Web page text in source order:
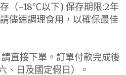
（-18℃以下) 保存期限:2年
儘速調理食用，以確保最佳
直接下單。訂單付款完成後
、日及國定假日）。